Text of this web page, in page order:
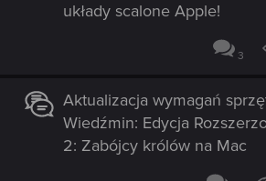
układy scalone Apple!
3
Aktualizacja wymagań
Wiedźmin: Edycja
2: Zabójcy królów na Mac